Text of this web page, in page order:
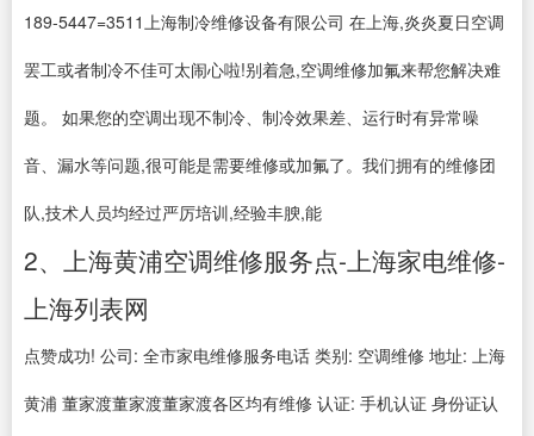
189-5447=3511上海制冷维修设备有限公司 在上海,炎炎夏日空调
罢工或者制冷不佳可太闹心啦!别着急,空调维修加氟来帮您解决难
题。 如果您的空调出现不制冷、制冷效果差、运行时有异常噪
音、漏水等问题,很可能是需要维修或加氟了。我们拥有的维修团
队,技术人员均经过严厉培训,经验丰腴,能
2、上海黄浦空调维修服务点-上海家电维修-
上海列表网
点赞成功! 公司: 全市家电维修服务电话 类别: 空调维修 地址: 上海
黄浦 董家渡董家渡董家渡各区均有维修 认证: 手机认证 身份证认